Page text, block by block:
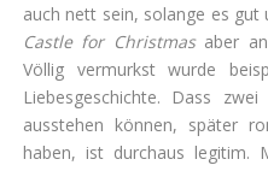
auch nett sein, solange es
Castle for Christmasaber an
Völlig vermurkst wurde
Liebesgeschichte. Dass
ausstehen können, später
haben, ist durchaus legitim.